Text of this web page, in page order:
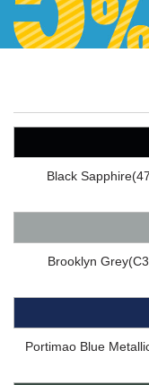
Black
Brooklyn
Portimao Blue